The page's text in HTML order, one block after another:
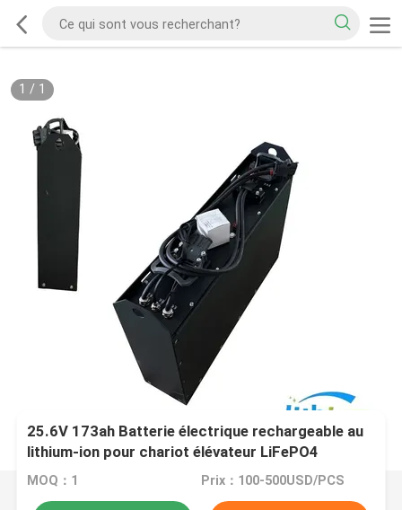
1 / 1
25.6V 173ah Batterie électrique rechargeable au
lithium-ion pour chariot élévateur LiFePO4
MOQ：1 Prix：100-500USD/PCS